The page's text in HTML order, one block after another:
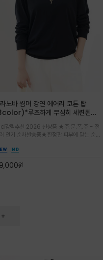
노바 썸머 강연 에어리 코튼 탑
루즈하게 무심히 세련된핏/
시원함: 우수한 통기성
강력추천 2026 신상품 ★주.문.폭.주 - 전
인기 순차발송중★한정판 피부에 닿는 순간
치감~★여름에 오히려 이런티을 입으셔야
기실수 있습니다^^
원